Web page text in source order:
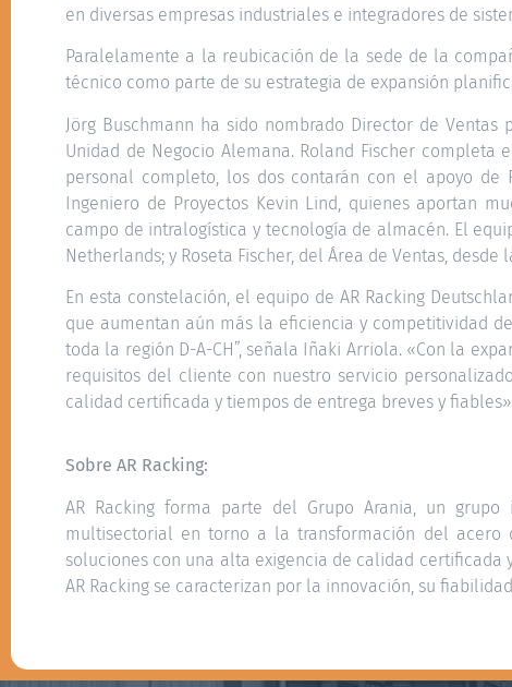
en diversas empresas industriales e integradores de
Paralelamente a la reubicación de la sede de la
técnico como parte de su estrategia de expansión
Jörg Buschmann ha sido nombrado Director de
Unidad de Negocio Alemana. Roland Fischer
personal completo, los dos contarán con el apoyo de
Ingeniero de Proyectos Kevin Lind, quienes aportan
campo de intralogística y tecnología de almacén. El
Netherlands; y Roseta Fischer, del Área de Ventas, desde
En esta constelación, el equipo de AR Racking
que aumentan aún más la eficiencia y competitividad
toda la región D-A-CH”, señala Iñaki Arriola. «Con la
requisitos del cliente con nuestro servicio
calidad certificada y tiempos de entrega breves y
Sobre AR Racking:
AR Racking forma parte del Grupo Arania, un
multisectorial en torno a la transformación del acero
soluciones con una alta exigencia de calidad
AR Racking se caracterizan por la innovación, su